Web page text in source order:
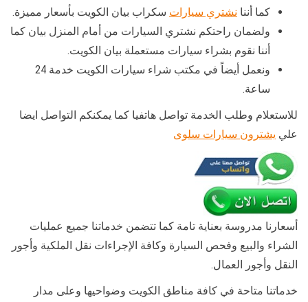
كما أننا نشتري سيارات سكراب بيان الكويت بأسعار مميزة.
ولضمان راحتكم نشتري السيارات من أمام المنزل بيان كما
أننا نقوم بشراء سيارات مستعملة بيان الكويت.
ونعمل أيضاً في مكتب شراء سيارات الكويت خدمة 24
ساعة.
للاستعلام وطلب الخدمة تواصل هاتفيا كما يمكنكم التواصل ايضا
علي يشترون سيارات سلوى
أسعارنا مدروسة بعناية تامة كما تتضمن خدماتنا جميع عمليات
الشراء والبيع وفحص السيارة وكافة الإجراءات نقل الملكية وأجور
النقل وأجور العمال.
خدماتنا متاحة في كافة مناطق الكويت وضواحيها وعلى مدار